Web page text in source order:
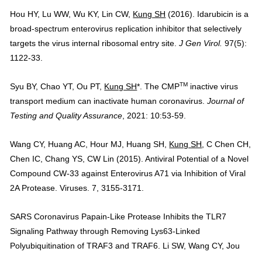
Hou HY, Lu WW, Wu KY, Lin CW, Kung SH (2016). Idarubicin is a
broad-spectrum enterovirus replication inhibitor that selectively
targets the virus internal ribosomal entry site.J Gen Virol. 97(5):
1122-33.
Syu BY, Chao YT, Ou PT, Kung SH*. The CMPTM inactive virus
transport medium can inactivate human coronavirus.Journal of
Testing and Quality Assurance, 2021: 10:53-59.
Wang CY, Huang AC, Hour MJ, Huang SH, Kung SH , C Chen CH,
Chen IC, Chang YS, CW Lin (2015). Antiviral Potential of a Novel
Compound CW-33 against Enterovirus A71 via Inhibition of Viral
2A Protease. Viruses. 7, 3155-3171.
SARS Coronavirus Papain-Like Protease Inhibits the TLR7
Signaling Pathway through Removing Lys63-Linked
Polyubiquitination of TRAF3 and TRAF6.
Li SW, Wang CY, Jou